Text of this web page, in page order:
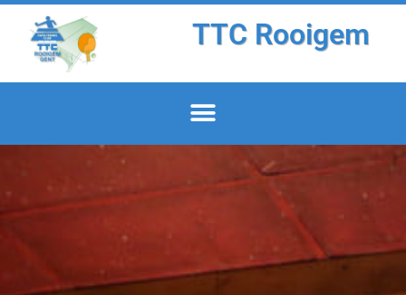
TTC Rooigem